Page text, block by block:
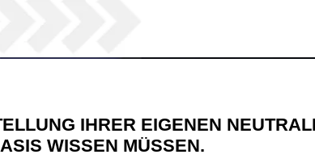
IHRER EIGENEN
WISSEN MÜSSEN.